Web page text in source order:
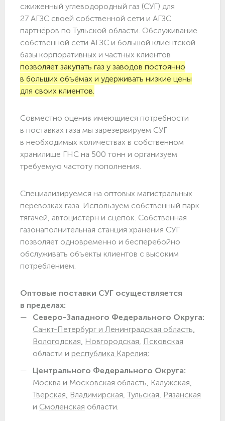
сжиженный углеводородный газ (СУГ) для
27 АГЗС своей собственной сети и АГЗС
партнёров по Тульской области. Обслуживание
собственной сети АГЗС и большой клиентской
базы корпоративных и частных клиентов
позволяет закупать газ у заводов постоянно
в больших объёмах и удерживать низкие цены
для своих клиентов.
Совместно оценив имеющиеся потребности
в поставках газа мы зарезервируем СУГ
в необходимых количествах в собственном
хранилище ГНС на 500 тонн и организуем
требуемую частоту пополнения.
Специализируемся на оптовых магистральных
перевозках газа. Используем собственный парк
тягачей, автоцистерн и сцепок. Собственная
газонаполнительная станция хранения СУГ
позволяет одновременно и бесперебойно
обслуживать объекты клиентов с высоким
потреблением.
Оптовые поставки СУГ осуществляется
в пределах:
Северо-Западного Федерального Округа:
Санкт-Петербург и Ленинградская область,
Вологодская, Новгородская, Псковская
области и республика Карелия;
Центрального Федерального Округа:
Москва и Московская область, Калужская,
Тверская, Владимирская, Тульская, Рязанская
и Смоленская области.